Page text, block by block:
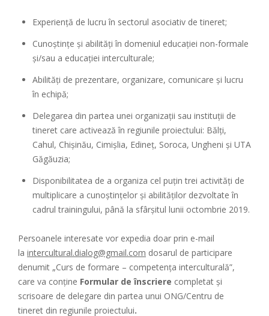
Experienţă de lucru în sectorul asociativ de tineret;
Cunoștințe și abilități în domeniul educației non-formale
și/sau a educației interculturale;
Abilități de prezentare, organizare, comunicare și lucru
în echipă;
Delegarea din partea unei organizații sau instituții de
tineret care activează în regiunile proiectului: Bălți,
Cahul, Chișinău, Cimișlia, Edineț, Soroca, Ungheni și UTA
Găgăuzia;
Disponibilitatea de a organiza cel puțin trei activități de
multiplicare a cunoștințelor și abilităților dezvoltate în
cadrul trainingului, până la sfârșitul lunii octombrie 2019.
Persoanele interesate vor expedia doar prin e-mail
la intercultural.dialog@gmail.com dosarul de participare
denumit „Curs de formare – competența interculturală”,
care va conţine Formular de înscriere completat și
scrisoare de delegare din partea unui ONG/Centru de
tineret din regiunile proiectului.